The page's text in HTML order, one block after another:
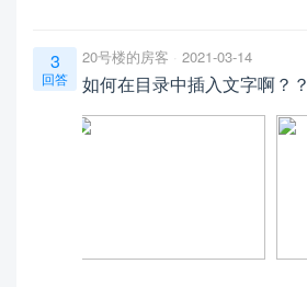
3
回答
20号楼的房客 2021-03-14
如何在目录中插入文字啊？？